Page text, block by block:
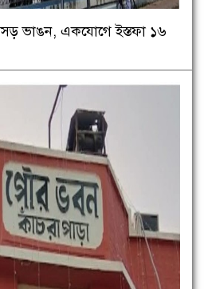
ভাঙন, একযোগে ইস্তফা ১৬